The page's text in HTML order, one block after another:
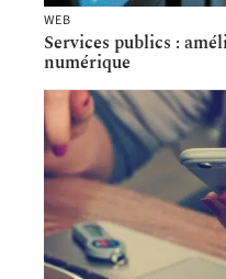
WEB
Services publics :
numérique